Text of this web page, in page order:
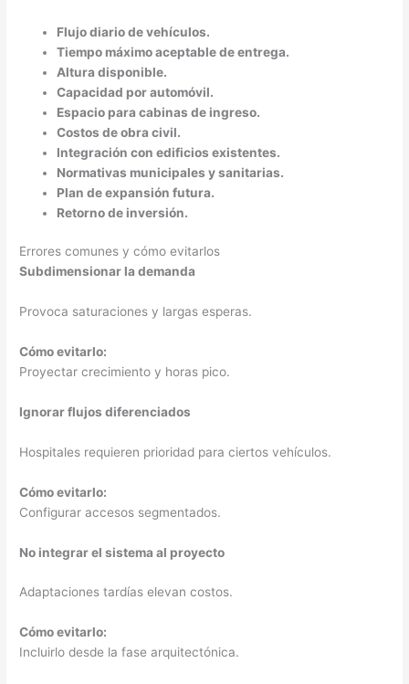
Flujo diario de vehículos.
Tiempo máximo aceptable de entrega.
Altura disponible.
Capacidad por automóvil.
Espacio para cabinas de ingreso.
Costos de obra civil.
Integración con edificios existentes.
Normativas municipales y sanitarias.
Plan de expansión futura.
Retorno de inversión.
Errores comunes y cómo evitarlos
Subdimensionar la demanda
Provoca saturaciones y largas esperas.
Cómo evitarlo:
Proyectar crecimiento y horas pico.
Ignorar flujos diferenciados
Hospitales requieren prioridad para ciertos vehículos.
Cómo evitarlo:
Configurar accesos segmentados.
No integrar el sistema al proyecto
Adaptaciones tardías elevan costos.
Cómo evitarlo:
Incluirlo desde la fase arquitectónica.